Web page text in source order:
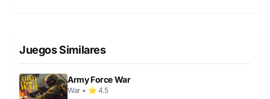
Juegos Similares
Army Force War
War • ⭐ 4.5